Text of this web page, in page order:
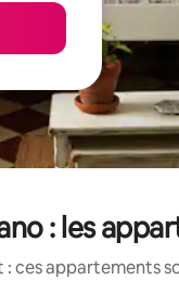
: les
: ces appartements